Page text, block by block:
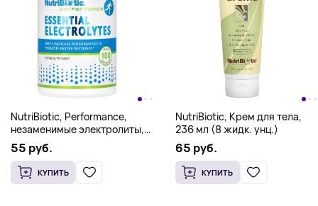
NutriBiotic, Performance,
незаменимые электролиты,
100 веганских капсул
55 руб.
КУПИТЬ
NutriBiotic, Крем для тела,
236 мл (8 жидк. унц.)
65 руб.
КУПИТЬ